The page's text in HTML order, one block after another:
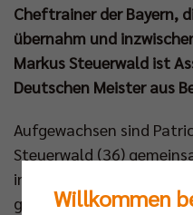
Cheftrainer der Bayern,
übernahm und
Markus Steuerwald ist
Deutschen Meister aus
Aufgewachsen sind
Steuerwald (36)
in Hausach – zwanzig
größten Kuckucksuhr
Willkommen